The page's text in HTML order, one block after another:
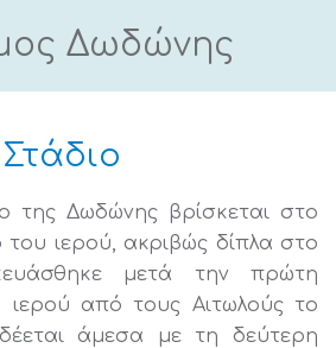
της Δωδώνης βρίσκεται στο
του ιερού, ακριβώς δίπλα στο
μετά την πρώτη
από τους Αιτωλούς το
άμεσα με τη δεύτερη